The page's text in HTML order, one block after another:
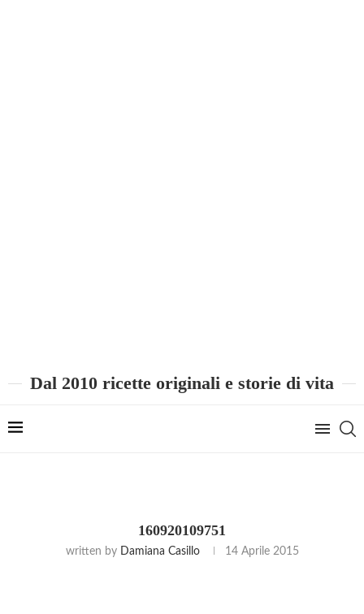
Dal 2010 ricette originali e storie di vita
160920109751
written by Damiana Casillo 14 Aprile 2015